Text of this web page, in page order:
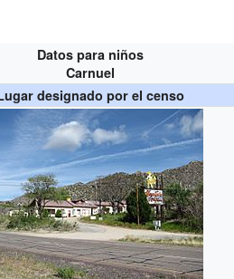
Datos para niños
Carnuel
designado por el censo